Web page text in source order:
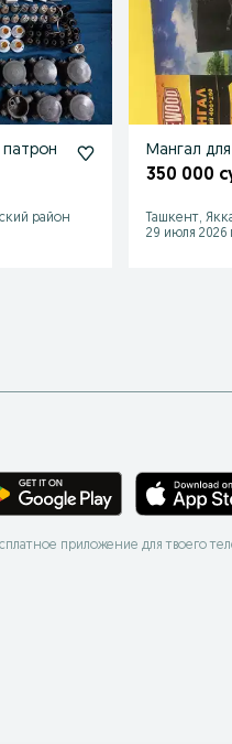
патрон
район
Мангал
350 000
Ташкент,
29 июля 2026
приложение для твоего